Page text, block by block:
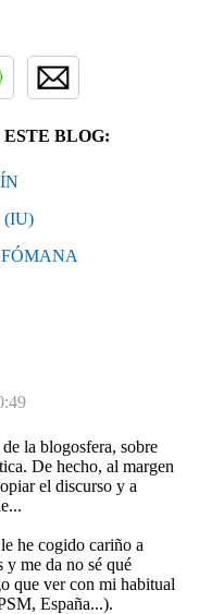
BLOG:
(IU)
la blogosfera, sobre
De hecho, al margen
el discurso y a
he cogido cariño a
me da no sé qué
que ver con mi habitual
España...).